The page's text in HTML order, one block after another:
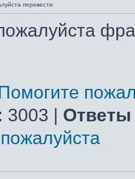
перевести
3003 | Ответы